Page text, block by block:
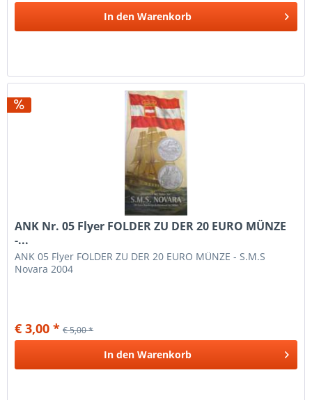
In den Warenkorb
ANK Nr. 05 Flyer FOLDER ZU DER 20 EURO MÜNZE
-...
ANK 05 Flyer FOLDER ZU DER 20 EURO MÜNZE - S.M.S
Novara 2004
€ 3,00 * € 5,00 *
In den Warenkorb